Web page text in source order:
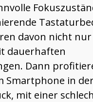
davon nicht nur
dauerhaften
Dann
Smartphone in
mit einer